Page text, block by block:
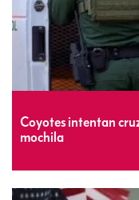
Coyotes intentan
mochila